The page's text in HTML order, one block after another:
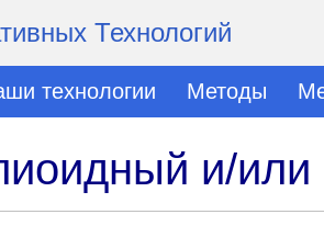
Технологий
технологии Методы
и/или